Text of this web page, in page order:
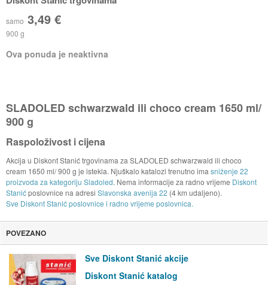
samo 3,49 €
900 g
Ova ponuda je neaktivna
SLADOLED schwarzwald ili choco cream 1650 ml/
900 g
Raspoloživost i cijena
Akcija u Diskont Stanić trgovinama za SLADOLED schwarzwald ili choco
cream 1650 ml/ 900 g je istekla. Njuškalo katalozi trenutno ima sniženje 22
proizvoda za kategoriju Sladoled. Nema informacije za radno vrijeme Diskont
Stanićposlovnice na adresi Slavonska avenija 22 (4 km udaljeno).
Sve Diskont Stanić poslovnice i radno vrijeme poslovnica.
POVEZANO
Sve Diskont Stanić akcije
Diskont Stanić katalog